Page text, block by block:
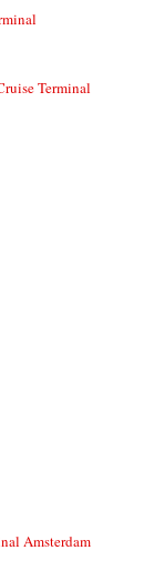
Terminal
Amsterdam